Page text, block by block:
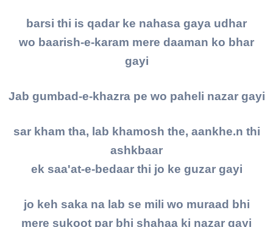
barsi thi is qadar ke nahasa gaya udhar
wo baarish-e-karam mere daaman ko bhar
gayi
Jab gumbad-e-khazra pe wo paheli nazar gayi
sar kham tha, lab khamosh the, aankhe.n thi
ashkbaar
ek saa'at-e-bedaar thi jo ke guzar gayi
jo keh saka na lab se mili wo muraad bhi
mere sukoot par bhi shahaa ki nazar gayi